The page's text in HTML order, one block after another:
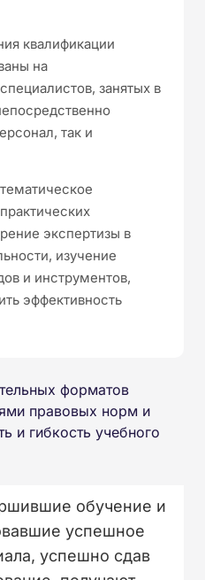
квалификации
на
занятых в
так и
экспертизы в
изучение
и инструментов,
эффективность
форматов
правовых норм и
и гибкость учебного
обучение и
успешное
успешно сдав